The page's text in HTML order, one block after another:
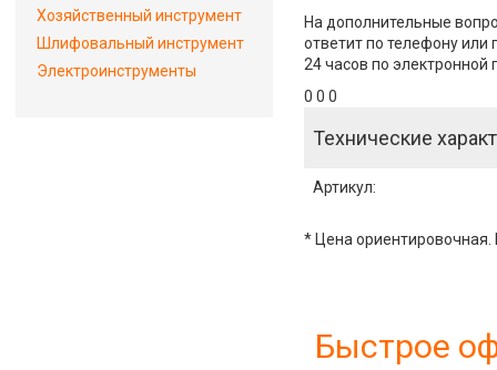
На дополнительные
ответит по телефону или
24 часов по электронной
0 0 0
Технические
Артикул:
* Цена ориентировочная.
Быстрое
Хозяйственный инструмент
Шлифовальный инструмент
Электроинструменты